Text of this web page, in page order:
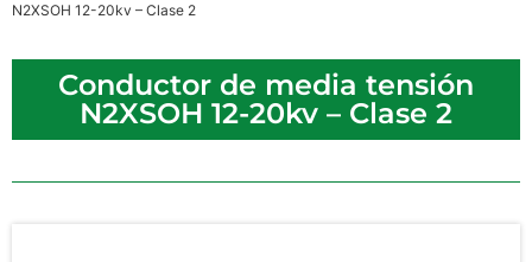
N2XSOH 12-20kv – Clase 2
Conductor de media tensión
N2XSOH 12-20kv – Clase 2